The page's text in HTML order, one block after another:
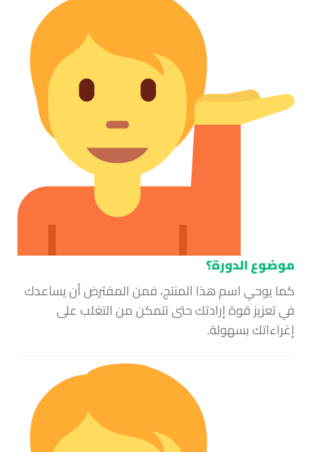
موضوع الدورة؟
كما يوحي اسم هذا المنتج، فمن المفترض أن يساعدك
في تعزيز قوة إرادتك حتى تتمكن من التغلب على
إغراءاتك بسهولة.